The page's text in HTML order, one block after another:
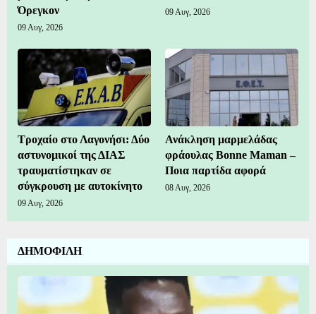
Όρεγκον
09 Αυγ, 2026
09 Αυγ, 2026
Τροχαίο στο Λαγονήσι: Δύο
αστυνομικοί της ΔΙΑΣ
τραυματίστηκαν σε
σύγκρουση με αυτοκίνητο
09 Αυγ, 2026
Ανάκληση μαρμελάδας
φράουλας Bonne Maman –
Ποια παρτίδα αφορά
08 Αυγ, 2026
ΔΗΜΟΦΙΛΗ